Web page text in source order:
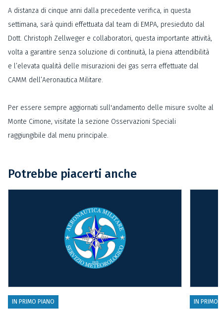
A distanza di cinque anni dalla precedente verifica, in questa
settimana, sarà quindi effettuata dal team di EMPA, presieduto dal
Dott. Christoph Zellweger e collaboratori, questa importante attività,
volta a garantire senza soluzione di continuità, la piena attendibilità
e l’elevata qualità delle misurazioni dei gas serra effettuate dal
CAMM dell’Aeronautica Militare.
Per essere sempre aggiornati sull'andamento delle misure svolte al
Monte Cimone, visitate la sezione Osservazioni Speciali
raggiungibile dal menu principale.
Potrebbe piacerti anche
IN PRIMO PIANO IN PRIMO